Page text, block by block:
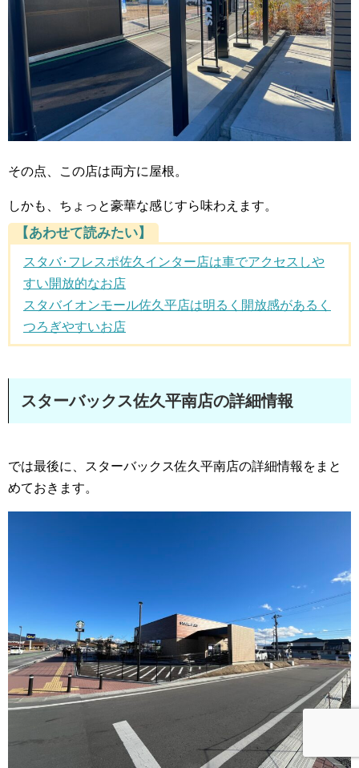
その点、この店は両方に屋根。
しかも、ちょっと豪華な感じすら味わえます。
【あわせて読みたい】
スタバ･フレスポ佐久インター店は車でアクセスしや
すい開放的なお店
スタバイオンモール佐久平店は明るく開放感があるく
つろぎやすいお店
スターバックス佐久平南店の詳細情報
では最後に、スターバックス佐久平南店の詳細情報をまと
めておきます。